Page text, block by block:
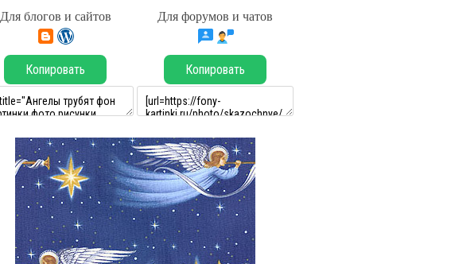
Для блогов и сайтов Для форумов и чатов
Копировать Копировать